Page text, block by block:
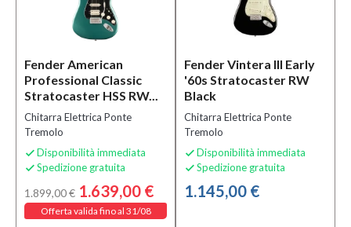
Fender American
Professional Classic
Stratocaster HSS RW...
Chitarra Elettrica Ponte
Tremolo
 Disponibilità immediata
 Spedizione gratuita
1.899,00 € 1.639,00 €
Offerta valida fino al 31/08
Fender Vintera III Early
'60s Stratocaster RW
Black
Chitarra Elettrica Ponte
Tremolo
 Disponibilità immediata
 Spedizione gratuita
1.145,00 €